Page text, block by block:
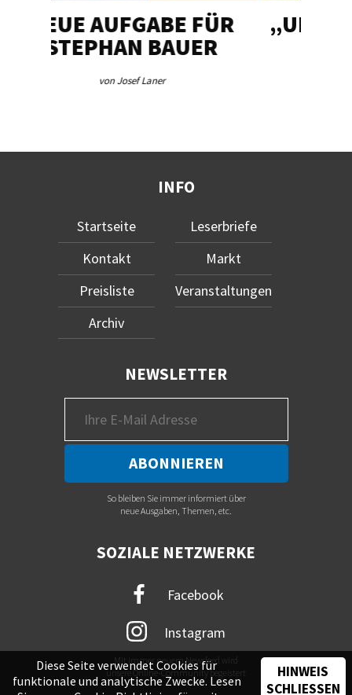
„UNSER HERZSTÜCK“
von Josef Laner
INFO
Startseite
Kontakt
Preisliste
Archiv
Leserbriefe
Markt
Veranstaltungen
NEWSLETTER
So bleiben Sie immer informiert über
neue Ausgaben, Themen, etc.
SOZIALE NETZWERKE
Facebook
Instagram
Mit immer neuem Newsfeed wird
unsere Online-Community begeistert
Diese Seite verwendet Cookies für
funktionale und analytische Zwecke. Lesen
HINWEIS
SCHLIESSEN